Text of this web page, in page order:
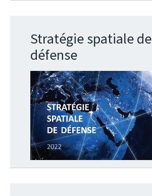
Stratégie spatiale de
défense